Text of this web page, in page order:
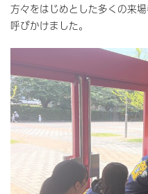
方々をはじめとした多くの来
呼びかけました。